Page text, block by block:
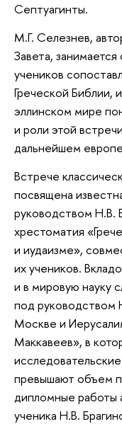
Септуагинты.
М.Г. Селезнев,
Завета,
учеников
Греческой Библии,
эллинском мире
и роли этой
дальнейшем
Встрече
посвящена
руководством Н.В.
хрестоматия
и иудаизме»,
их учеников.
и в мировую науку
под руководством
Москве и
Маккавеев», в
превышают объем
дипломные работы
ученика Н.В.